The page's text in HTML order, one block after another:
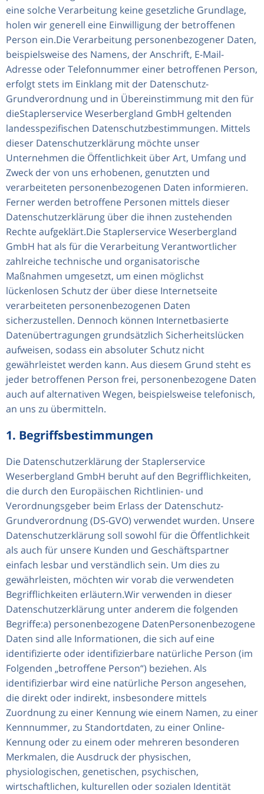
eine solche Verarbeitung keine gesetzliche Grundlage,
holen wir generell eine Einwilligung der betroffenen
Person ein.Die Verarbeitung personenbezogener Daten,
beispielsweise des Namens, der Anschrift, E-Mail-
Adresse oder Telefonnummer einer betroffenen Person,
erfolgt stets im Einklang mit der Datenschutz-
Grundverordnung und in Übereinstimmung mit den für
dieStaplerservice Weserbergland GmbH geltenden
landesspezifischen Datenschutzbestimmungen. Mittels
dieser Datenschutzerklärung möchte unser
Unternehmen die Öffentlichkeit über Art, Umfang und
Zweck der von uns erhobenen, genutzten und
verarbeiteten personenbezogenen Daten informieren.
Ferner werden betroffene Personen mittels dieser
Datenschutzerklärung über die ihnen zustehenden
Rechte aufgeklärt.Die Staplerservice Weserbergland
GmbH hat als für die Verarbeitung Verantwortlicher
zahlreiche technische und organisatorische
Maßnahmen umgesetzt, um einen möglichst
lückenlosen Schutz der über diese Internetseite
verarbeiteten personenbezogenen Daten
sicherzustellen. Dennoch können Internetbasierte
Datenübertragungen grundsätzlich Sicherheitslücken
aufweisen, sodass ein absoluter Schutz nicht
gewährleistet werden kann. Aus diesem Grund steht es
jeder betroffenen Person frei, personenbezogene Daten
auch auf alternativen Wegen, beispielsweise telefonisch,
an uns zu übermitteln.
1. Begriffsbestimmungen
Die Datenschutzerklärung der Staplerservice
Weserbergland GmbH beruht auf den Begrifflichkeiten,
die durch den Europäischen Richtlinien- und
Verordnungsgeber beim Erlass der Datenschutz-
Grundverordnung (DS-GVO) verwendet wurden. Unsere
Datenschutzerklärung soll sowohl für die Öffentlichkeit
als auch für unsere Kunden und Geschäftspartner
einfach lesbar und verständlich sein. Um dies zu
gewährleisten, möchten wir vorab die verwendeten
Begrifflichkeiten erläutern.Wir verwenden in dieser
Datenschutzerklärung unter anderem die folgenden
Begriffe:a) personenbezogene DatenPersonenbezogene
Daten sind alle Informationen, die sich auf eine
identifizierte oder identifizierbare natürliche Person (im
Folgenden „betroffene Person“) beziehen. Als
identifizierbar wird eine natürliche Person angesehen,
die direkt oder indirekt, insbesondere mittels
Zuordnung zu einer Kennung wie einem Namen, zu einer
Kennnummer, zu Standortdaten, zu einer Online-
Kennung oder zu einem oder mehreren besonderen
Merkmalen, die Ausdruck der physischen,
physiologischen, genetischen, psychischen,
wirtschaftlichen, kulturellen oder sozialen Identität